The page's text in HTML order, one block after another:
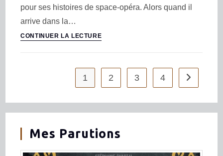
pour ses histoires de space-opéra. Alors quand il
arrive dans la…
CONTINUER LA LECTURE
1 2 3 4
Mes Parutions